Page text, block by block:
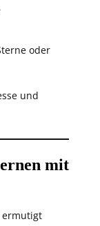
oder
und
mit
ermutigt